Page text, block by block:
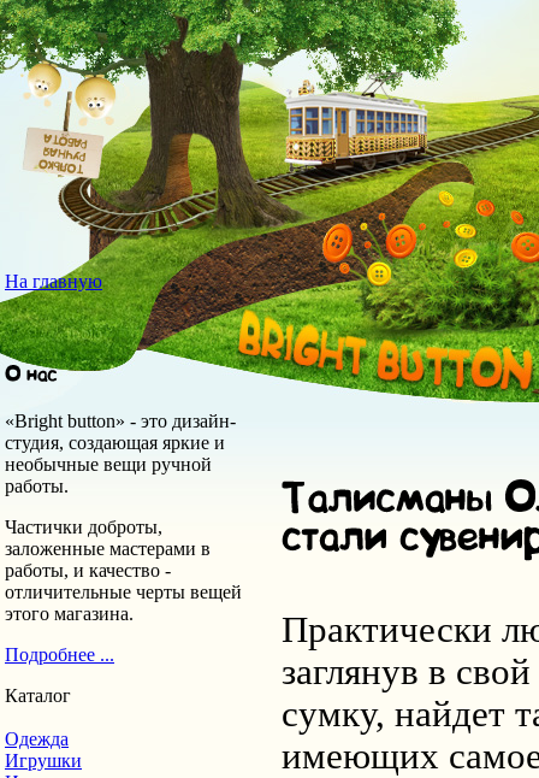
На главную
«Bright button» - это дизайн-
студия, создающая яркие и
необычные вещи ручной
работы.
Частички доброты,
заложенные мастерами в
работы, и качество -
отличительные черты вещей
этого магазина.
Подробнее ...
Каталог
Одежда
Игрушки
Практически
заглянув в
сумку, найдет
имеющих